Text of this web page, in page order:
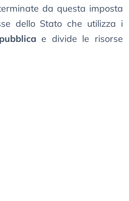
da questa imposta
dello Stato che utilizza i
e divide le risorse